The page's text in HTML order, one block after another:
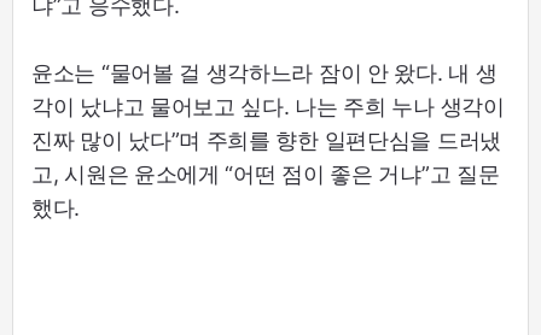
윤소는 “물어볼 걸 생각하느라 잠이 안 왔다. 내 생
각이 났냐고 물어보고 싶다. 나는 주희 누나 생각이
진짜 많이 났다”며 주희를 향한 일편단심을 드러냈
고, 시원은 윤소에게 “어떤 점이 좋은 거냐”고 질문
했다.